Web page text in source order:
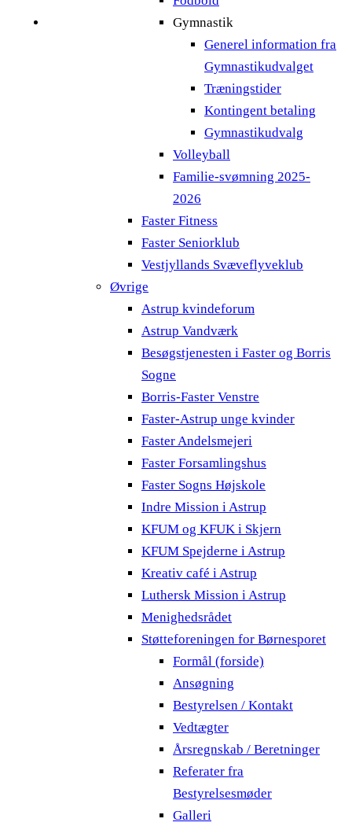
Gymnastik
Generel information fra
Gymnastikudvalget
Træningstider
Kontingent betaling
Gymnastikudvalg
Volleyball
Familie-svømning 2025-
2026
Faster Fitness
Faster Seniorklub
Vestjyllands Svæveflyveklub
Øvrige
Astrup kvindeforum
Astrup Vandværk
Besøgstjenesten i Faster og Borris
Sogne
Borris-Faster Venstre
Faster-Astrup unge kvinder
Faster Andelsmejeri
Faster Forsamlingshus
Faster Sogns Højskole
Indre Mission i Astrup
KFUM og KFUK i Skjern
KFUM Spejderne i Astrup
Kreativ café i Astrup
Luthersk Mission i Astrup
Menighedsrådet
Støtteforeningen for Børnesporet
Formål (forside)
Ansøgning
Bestyrelsen / Kontakt
Vedtægter
Årsregnskab / Beretninger
Referater fra
Bestyrelsesmøder
Galleri